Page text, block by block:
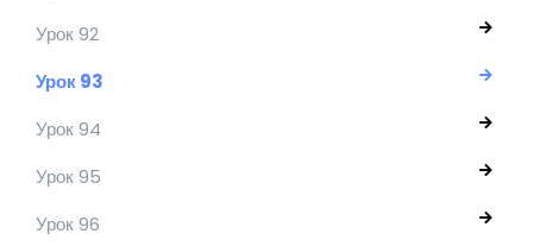
Урок 92
Урок 93
Урок 94
Урок 95
Урок 96